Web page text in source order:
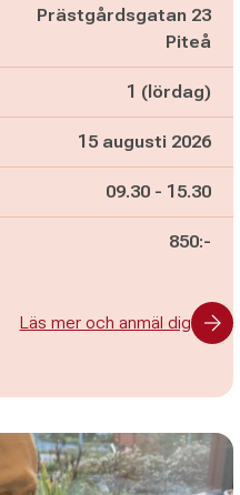
Prästgårdsgatan 23
Piteå
1 (lördag)
15 augusti 2026
Pågår mellan
09.30 - och
15.30
850:-
Läs mer och anmäl dig